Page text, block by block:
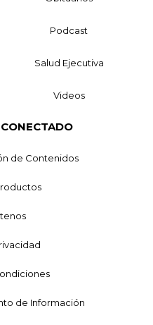
Podcast
Salud Ejecutiva
Videos
de Contenidos
de Información